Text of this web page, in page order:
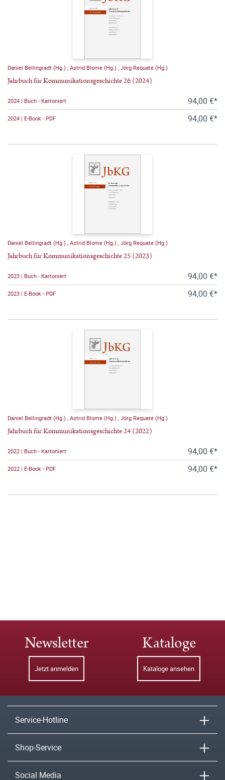
Daniel Bellingradt (Hg.) Astrid Blome (Hg.) Jörg Requate (Hg.)
Jahrbuch für Kommunikationsgeschichte 26 (2024)
2024 | Buch - Kartoniert 94,00 €*
2024 | E-Book - PDF 94,00 €*
Daniel Bellingradt (Hg.) Astrid Blome (Hg.) Jörg Requate (Hg.)
Jahrbuch für Kommunikationsgeschichte 25 (2023)
2023 | Buch - Kartoniert 94,00 €*
2023 | E-Book - PDF 94,00 €*
Daniel Bellingradt (Hg.) Astrid Blome (Hg.) Jörg Requate (Hg.)
Jahrbuch für Kommunikationsgeschichte 24 (2022)
2022 | Buch - Kartoniert 94,00 €*
2022 | E-Book - PDF 94,00 €*
Newsletter
Jetzt anmelden
Kataloge
Kataloge ansehen
Service-Hotline
Shop-Service
Social Media